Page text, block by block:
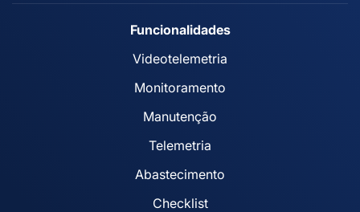
Funcionalidades
Videotelemetria
Monitoramento
Manutenção
Telemetria
Abastecimento
Checklist